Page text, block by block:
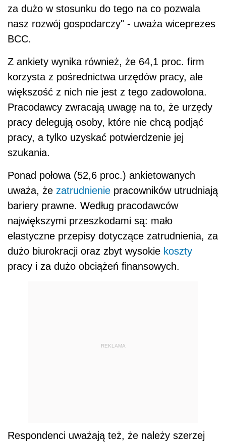
za dużo w stosunku do tego na co pozwala
nasz rozwój gospodarczy" - uważa wiceprezes
BCC.
Z ankiety wynika również, że 64,1 proc. firm
korzysta z pośrednictwa urzędów pracy, ale
większość z nich nie jest z tego zadowolona.
Pracodawcy zwracają uwagę na to, że urzędy
pracy delegują osoby, które nie chcą podjąć
pracy, a tylko uzyskać potwierdzenie jej
szukania.
Ponad połowa (52,6 proc.) ankietowanych
uważa, że zatrudnienie pracowników utrudniają
bariery prawne. Według pracodawców
największymi przeszkodami są: mało
elastyczne przepisy dotyczące zatrudnienia, za
dużo biurokracji oraz zbyt wysokie koszty
pracy i za dużo obciążeń finansowych.
REKLAMA
Respondenci uważają też, że należy szerzej